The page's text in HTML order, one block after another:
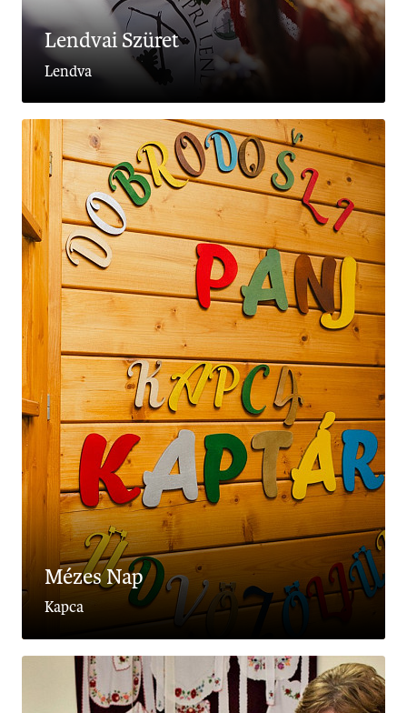
Lendvai Szüret
Lendva
Mézes Nap
Kapca